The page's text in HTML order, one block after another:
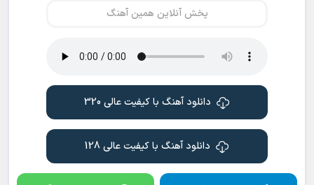
پخش آنلاین همین آهنگ
دانلود آهنگ با کیفیت عالی 320
دانلود آهنگ با کیفیت عالی 128